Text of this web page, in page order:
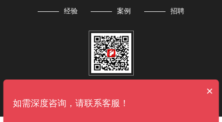
经验 案例 招聘
×
如需深度咨询，请联系客服！